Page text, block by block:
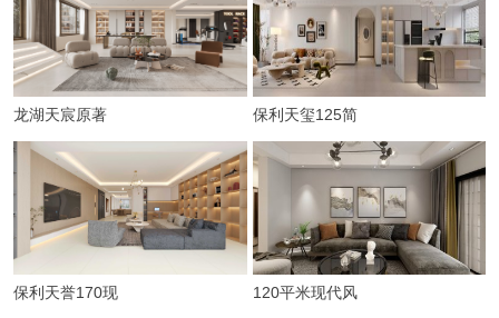
龙湖天宸原著
198平简约
保利天玺125简
约风
保利天誉170现
120平米现代风